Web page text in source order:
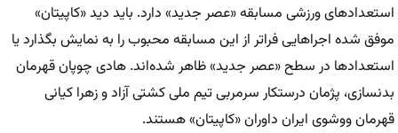
استعدادهای ورزشی مسابقه «عصر جدید» دارد. باید دید «کاپیتان»
موفق شده اجراهایی فراتر از این مسابقه محبوب را به نمایش بگذارد یا
استعدادها در سطح «عصر جدید» ظاهر شده‌اند. هادی چوپان قهرمان
بدنسازی، پژمان درستکار سرمربی تیم ملی کشتی آزاد و زهرا کیانی
قهرمان ووشوی ایران داوران «کاپیتان» هستند.